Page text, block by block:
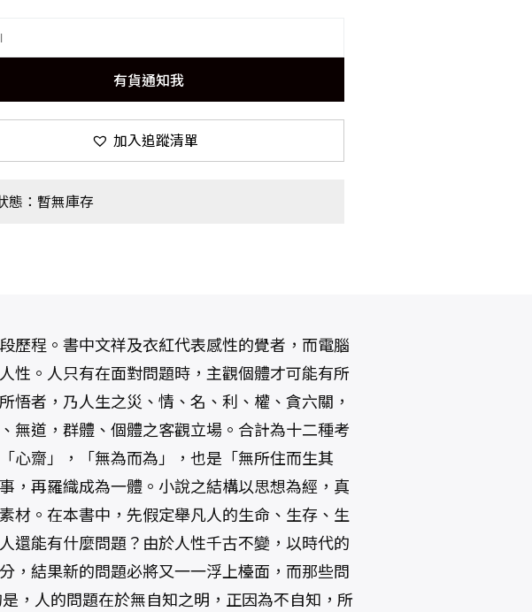
有貨通知我
加入追蹤清單
態：暫無庫存
歷程。書中文祥及衣紅代表感性的覺者，而電腦
性。人只有在面對問題時，主觀個體才可能有所
悟者，乃人生之災、情、名、利、權、貪六關，
無道，群體、個體之客觀立場。合計為十二種考
心齋」，「無為而為」，也是「無所住而生其
，再羅織成為一體。小說之結構以思想為經，真
材。在本書中，先假定舉凡人的生命、生存、生
還能有什麼問題？由於人性千古不變，以時代的
，結果新的問題必將又一一浮上檯面，而那些問
，人的問題在於無自知之明，正因為不自知，所